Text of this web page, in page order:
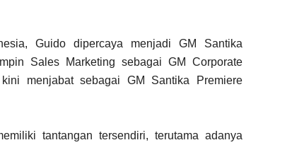
Guido dipercaya menjadi GM Santika
Sales Marketing sebagai GM Corporate
menjabat sebagai GM Santika Premiere
tantangan tersendiri, terutama adanya